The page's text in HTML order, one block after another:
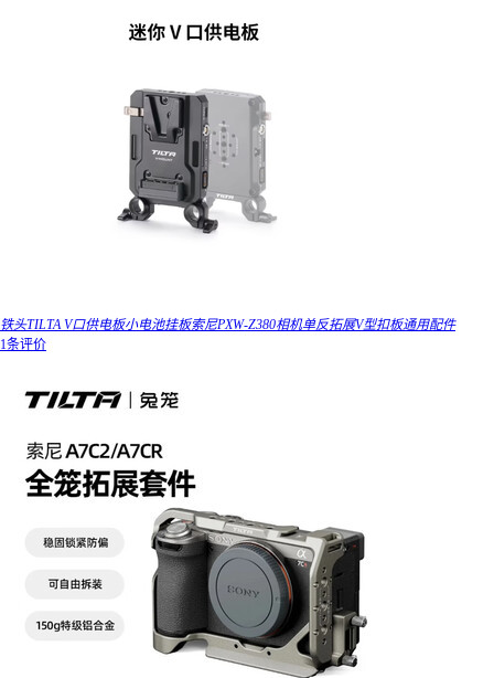
铁头TILTA V口供电板小电池挂板索尼PXW-Z380相机单反拓展V型扣板通用配件
1条评价